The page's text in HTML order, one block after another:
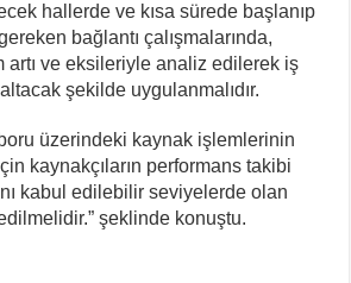
hallerde ve kısa sürede başlanıp
bağlantı çalışmalarında,
artı ve eksileriyle analiz edilerek iş
şekilde uygulanmalıdır.
üzerindeki kaynak işlemlerinin
kaynakçıların performans takibi
kabul edilebilir seviyelerde olan
şeklinde konuştu.